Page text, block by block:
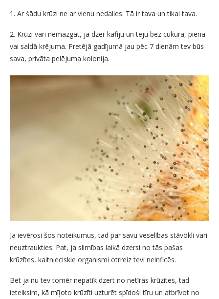
1. Ar šādu krūzi ne ar vienu nedalies. Tā ir tava un tikai tava.
2. Krūzi vari nemazgāt, ja dzer kafiju un tēju bez cukura, piena
vai saldā krējuma. Pretējā gadījumā jau pēc 7 dienām tev būs
sava, privāta pelējuma kolonija.
Ja ievērosi šos noteikumus, tad par savu veselības stāvokli vari
neuztraukties. Pat, ja slimības laikā dzersi no tās pašas
krūzītes, kaitnieciskie organismi otrreiz tevi neinficēs.
Bet ja nu tev tomēr nepatīk dzert no netīras krūzītes, tad
ieteiksim, kā mīļoto krūzīti uzturēt spīdoši tīru un atbrīvot no